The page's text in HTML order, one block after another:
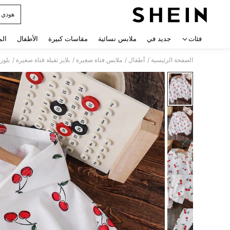
هودي
فئات جديد في ملابس نسائية مقاسات كبيرة الأطفال
الصفحة الرئيسية / أطفال / ملابس فتاة صغيرة / بلايز ثقيلة فتاة صغيرة /